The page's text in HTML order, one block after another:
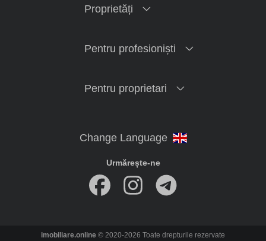
Proprietăți
Pentru profesioniști
Pentru proprietari
Urmărește-ne
imobiliare.online © 2020-2026 Toate drepturile rezervate